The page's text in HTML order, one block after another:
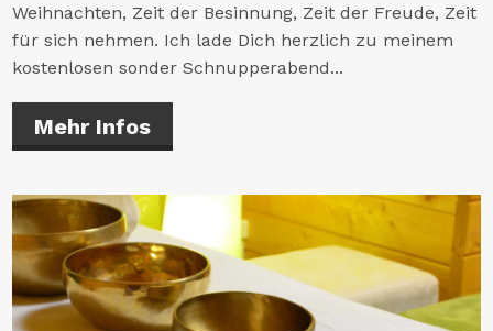
Weihnachten, Zeit der Besinnung, Zeit der Freude, Zeit
für sich nehmen. Ich lade Dich herzlich zu meinem
kostenlosen sonder Schnupperabend...
Mehr Infos